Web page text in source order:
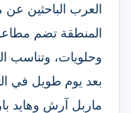
العرب الباحثين
المنطقة تضم
وحلويات، وتناسب
بعد يوم طويل في
ماربل آرش وهايد